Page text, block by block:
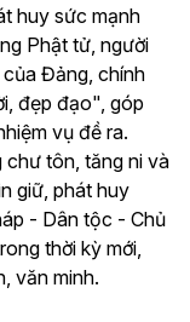
huy sức mạnh
Phật tử, người
Đảng, chính
đẹp đạo", góp
vụ đề ra.
tôn, tăng ni và
giữ, phát huy
- Dân tộc - Chủ
thời kỳ mới,
văn minh.